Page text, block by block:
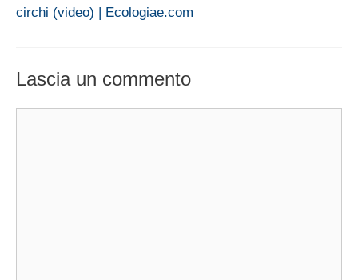
circhi (video) | Ecologiae.com
Lascia un commento